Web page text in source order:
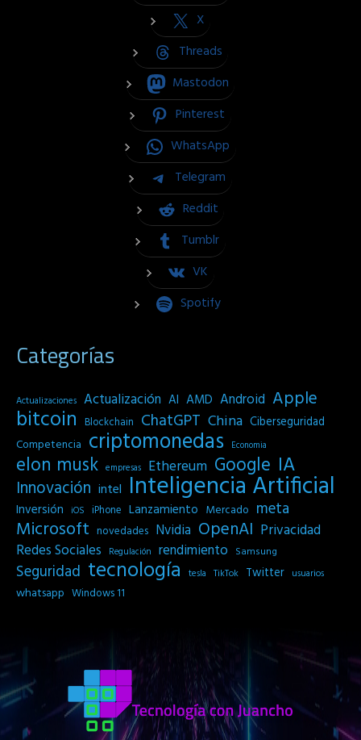
X
Threads
Mastodon
Pinterest
WhatsApp
Telegram
Reddit
Tumblr
VK
Spotify
Categorías
Actualizaciones Actualización AI AMD Android Apple
bitcoin Blockchain ChatGPT China Ciberseguridad
Competencia criptomonedas Economia
elon musk empresas Ethereum Google IA
Innovación intel Inteligencia Artificial
Inversión iOS iPhone Lanzamiento Mercado meta
Microsoft novedades Nvidia OpenAI Privacidad
Redes Sociales
Regulación rendimiento Samsung
Seguridad tecnología tesla TikTok Twitter usuarios
whatsapp Windows 11